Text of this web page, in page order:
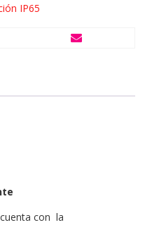
IP65
cuenta con la